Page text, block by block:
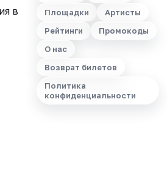
в
Площадки
Артисты
Рейтинги
Промокоды
О нас
Возврат билетов
Политика
конфиденциальности